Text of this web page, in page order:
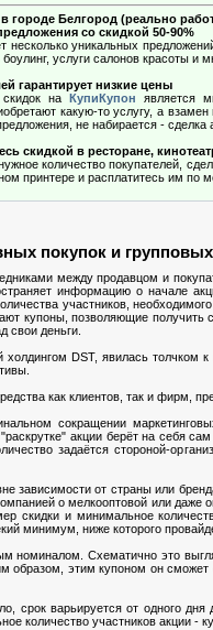
городе Белгород (реально
со скидкой 50-90%
несколько уникальных
услуги салонов красоты и
гарантирует низкие цены
на
КупиКупон является
какую-то услугу, а
не набирается -
скидкой в ресторане,
количество покупателей,
принтере и расплатитесь им по
покупок и
между продавцом и
информацию о начале
участников,
купоны, позволяющие
свои деньги.
DST, явилась
как клиентов, так и фирм,
сокращении
акции берёт на себя
задаётся стороной-
зависимости от страны или
о мелкооптовой или даже
скидки и минимальное
минимум, ниже которого
номиналом. Схематично это
образом, этим купоном он
срок варьируется от одного
количество участников акции